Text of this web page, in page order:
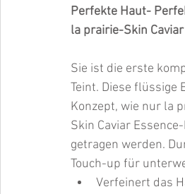
Perfekte Haut-
la prairie-Skin Caviar
Sie ist die erste
Teint. Diese
Konzept, wie nur la
Skin Caviar
getragen werden.
Touch-up für
Verfeinert das